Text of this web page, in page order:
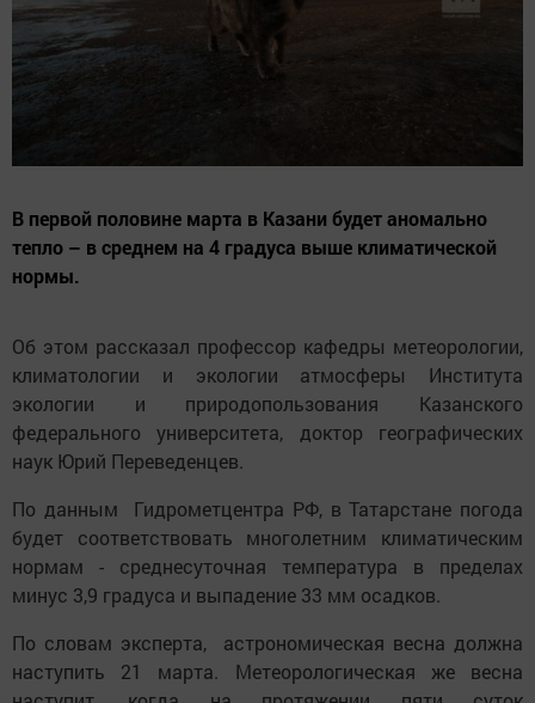
В первой половине марта в Казани будет аномально
тепло – в среднем на 4 градуса выше климатической
нормы.
Об этом рассказал профессор кафедры метеорологии,
климатологии и экологии атмосферы Института
экологии и природопользования Казанского
федерального университета, доктор географических
наук Юрий Переведенцев.
По данным Гидрометцентра РФ, в Татарстане погода
будет соответствовать многолетним климатическим
нормам - среднесуточная температура в пределах
минус 3,9 градуса и выпадение 33 мм осадков.
По словам эксперта, астрономическая весна должна
наступить 21 марта. Метеорологическая же весна